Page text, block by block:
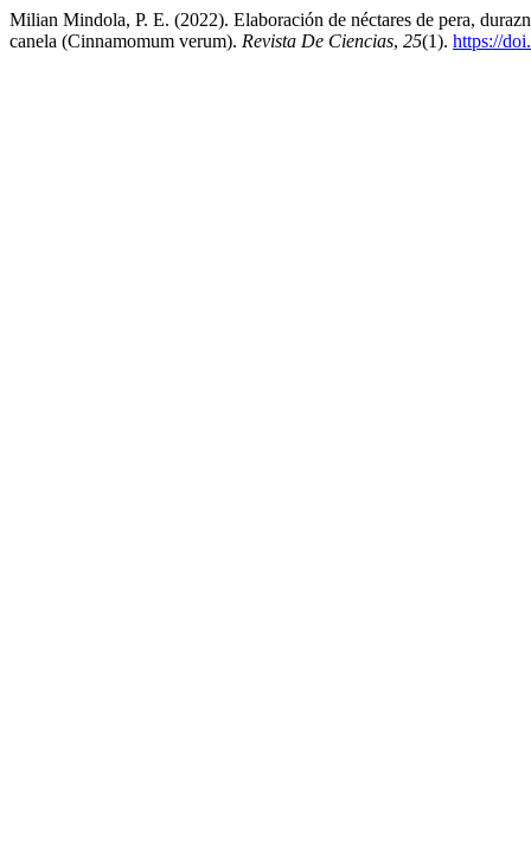
Milian Mindola, P. E. (2022). Elaboración de néctares de pera,
canela (Cinnamomum verum). Revista De Ciencias, 25(1). https://